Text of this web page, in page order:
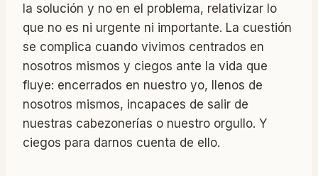
la solución y no en el problema, relativizar lo
que no es ni urgente ni importante. La cuestión
se complica cuando vivimos centrados en
nosotros mismos y ciegos ante la vida que
fluye: encerrados en nuestro yo, llenos de
nosotros mismos, incapaces de salir de
nuestras cabezonerías o nuestro orgullo. Y
ciegos para darnos cuenta de ello.